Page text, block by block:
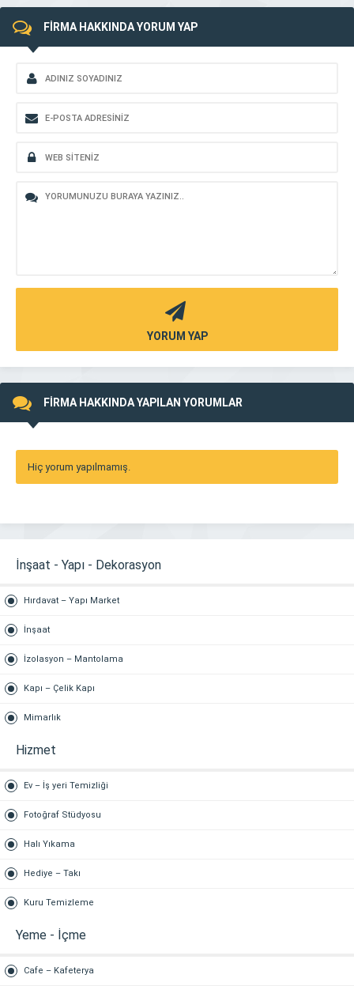
FİRMA HAKKINDA YORUM YAP
YORUM YAP
FİRMA HAKKINDA YAPILAN YORUMLAR
Hiç yorum yapılmamış.
İnşaat - Yapı - Dekorasyon
Hırdavat – Yapı Market
İnşaat
İzolasyon – Mantolama
Kapı – Çelik Kapı
Mimarlık
Hizmet
Ev – İş yeri Temizliği
Fotoğraf Stüdyosu
Halı Yıkama
Hediye – Takı
Kuru Temizleme
Yeme - İçme
Cafe – Kafeterya